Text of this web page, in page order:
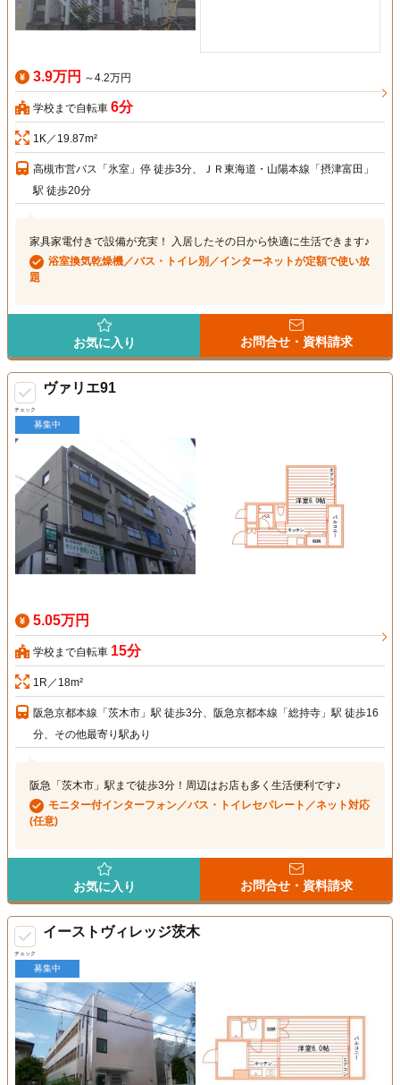
3.9万円 ～4.2万円
学校まで自転車 6分
1K／19.87m²
高槻市営バス「氷室」停 徒歩3分、ＪＲ東海道・山陽本線「摂津富田」
駅 徒歩20分
家具家電付きで設備が充実！ 入居したその日から快適に生活できます♪
浴室換気乾燥機／バス・トイレ別／インターネットが定額で使い放
題
お気に入り お問合せ・資料請求
チェック
ヴァリエ91
募集中
5.05万円
学校まで自転車 15分
1R／18m²
阪急京都本線「茨木市」駅 徒歩3分、阪急京都本線「総持寺」駅 徒歩16
分、その他最寄り駅あり
阪急「茨木市」駅まで徒歩3分！周辺はお店も多く生活便利です♪
モニター付インターフォン／バス・トイレセパレート／ネット対応
(任意)
お気に入り お問合せ・資料請求
チェック
イーストヴィレッジ茨木
募集中